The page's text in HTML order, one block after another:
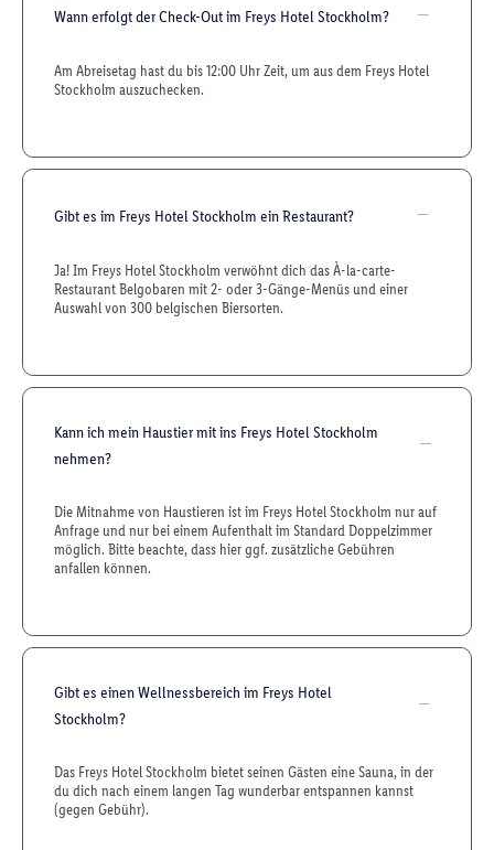
Wann erfolgt der Check-Out im Freys Hotel Stockholm?
Am Abreisetag hast du bis 12:00 Uhr Zeit, um aus dem Freys Hotel
Stockholm auszuchecken.
Gibt es im Freys Hotel Stockholm ein Restaurant?
Ja! Im Freys Hotel Stockholm verwöhnt dich das À-la-carte-
Restaurant Belgobaren mit 2- oder 3-Gänge-Menüs und einer
Auswahl von 300 belgischen Biersorten.
Kann ich mein Haustier mit ins Freys Hotel Stockholm
nehmen?
Die Mitnahme von Haustieren ist im Freys Hotel Stockholm nur auf
Anfrage und nur bei einem Aufenthalt im Standard Doppelzimmer
möglich. Bitte beachte, dass hier ggf. zusätzliche Gebühren
anfallen können.
Gibt es einen Wellnessbereich im Freys Hotel
Stockholm?
Das Freys Hotel Stockholm bietet seinen Gästen eine Sauna, in der
du dich nach einem langen Tag wunderbar entspannen kannst
(gegen Gebühr).